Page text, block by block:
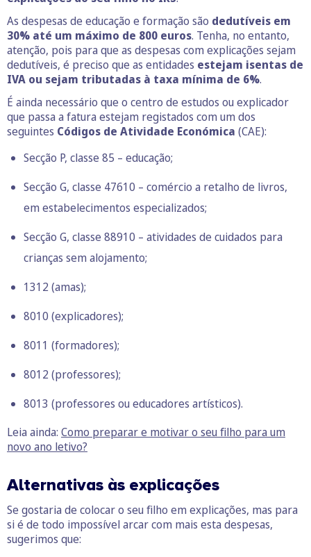
As despesas de educação e formação são dedutíveis em
30% até um máximo de 800 euros. Tenha, no entanto,
atenção, pois para que as despesas com explicações sejam
dedutíveis, é preciso que as entidades estejam isentas de
IVA ou sejam tributadas à taxa mínima de 6%.
É ainda necessário que o centro de estudos ou explicador
que passa a fatura estejam registados com um dos
seguintes Códigos de Atividade Económica (CAE):
Secção P, classe 85 – educação;
Secção G, classe 47610 – comércio a retalho de livros,
em estabelecimentos especializados;
Secção G, classe 88910 – atividades de cuidados para
crianças sem alojamento;
1312 (amas);
8010 (explicadores);
8011 (formadores);
8012 (professores);
8013 (professores ou educadores artísticos).
Leia ainda: Como preparar e motivar o seu filho para um
novo ano letivo?
Alternativas às explicações
Se gostaria de colocar o seu filho em explicações, mas para
si é de todo impossível arcar com mais esta despesas,
sugerimos que: